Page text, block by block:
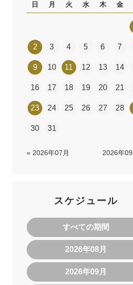
日 月 火 水 木 金
2 3 4 5 6 7
9 10 11 12 13 14
16 17 18 19 20 21
23 24 25 26 27 28
30 31
« 2026年07月 2026年
スケジュール
すべての期間
2026年08月
2026年09月